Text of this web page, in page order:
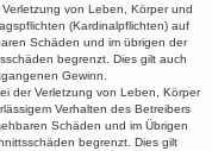
von Leben, Körper und
(Kardinalpflichten) auf
Schäden und im übrigen der
begrenzt. Dies gilt auch
Gewinn.
der Verletzung von Leben, Körper
Verhalten des Betreibers
Schäden und im Übrigen
begrenzt. Dies gilt